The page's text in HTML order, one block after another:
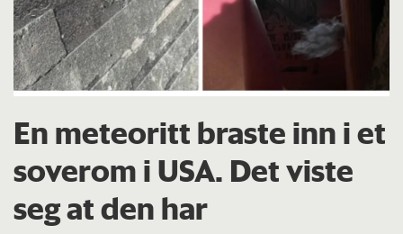
En meteoritt braste inn i et
soverom i USA. Det viste
seg at den har